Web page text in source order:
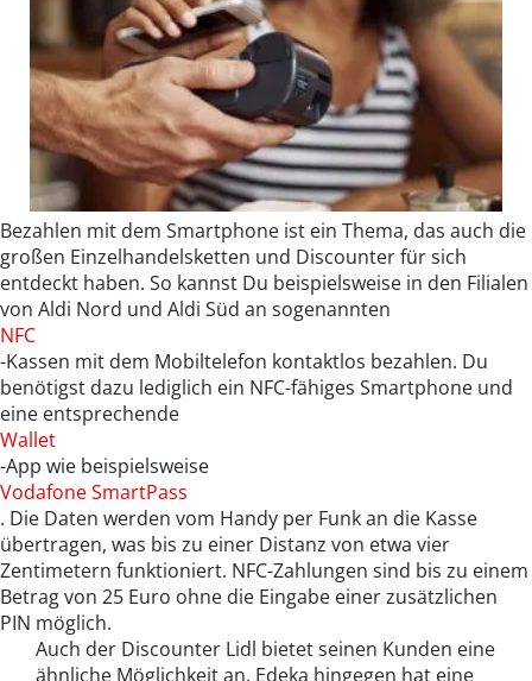
Bezahlen mit dem Smartphone ist ein Thema, das auch die
großen Einzelhandelsketten und Discounter für sich
entdeckt haben. So kannst Du beispielsweise in den Filialen
von Aldi Nord und Aldi Süd an sogenannten
NFC
-Kassen mit dem Mobiltelefon kontaktlos bezahlen. Du
benötigst dazu lediglich ein NFC-fähiges Smartphone und
eine entsprechende
Wallet
-App wie beispielsweise
Vodafone SmartPass
. Die Daten werden vom Handy per Funk an die Kasse
übertragen, was bis zu einer Distanz von etwa vier
Zentimetern funktioniert. NFC-Zahlungen sind bis zu einem
Betrag von 25 Euro ohne die Eingabe einer zusätzlichen
PIN möglich.
Auch der Discounter Lidl bietet seinen Kunden eine
ähnliche Möglichkeit an. Edeka hingegen hat eine